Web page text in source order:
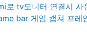
로 tv모니터 연결시 사
bar 게임 캡쳐 프레